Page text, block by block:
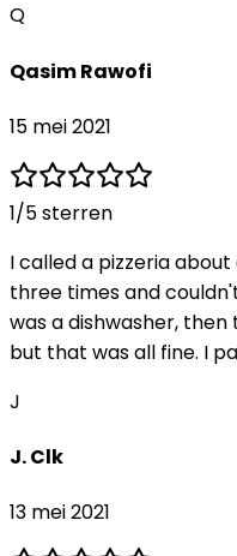
Q
Qasim Rawofi
15 mei 2021
1/5 sterren
I called a pizzeria
three times and
was a dishwasher, then
but that was all fine. I
J
J. Clk
13 mei 2021